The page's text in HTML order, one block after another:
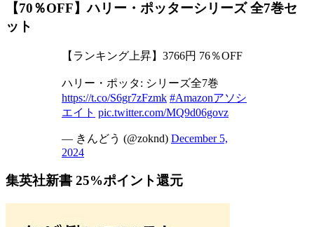
【70％OFF】ハリー・ポッターシリーズ 全7巻セ
ット
【ランキング上昇】3766円 76％OFF
ハリー・ポッタ: シリーズ全7巻
https://t.co/S6gr7zFzmk #Amazonアソシ
エイト pic.twitter.com/MQ9d06govz
— きんどう (@zoknd) December 5,
2024
集英社新書 25%ポイント還元